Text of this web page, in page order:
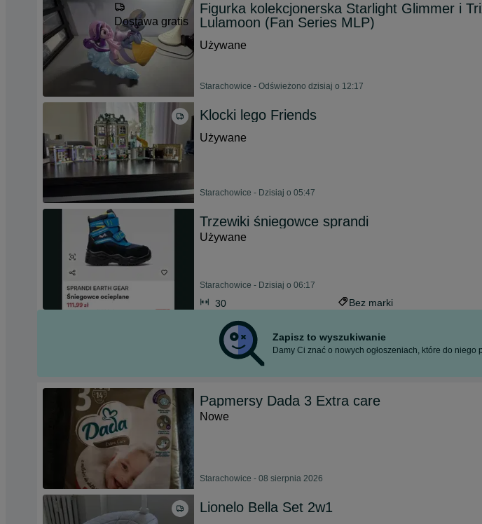
Dostawa gratis
Figurka kolekcjonerska Starlight Glimmer i
Lulamoon (Fan Series MLP)
Używane
Starachowice - Odświeżono dzisiaj o 12:17
Klocki lego Friends
Używane
Starachowice - Dzisiaj o 05:47
Trzewiki śniegowce sprandi
Używane
Starachowice - Dzisiaj o 06:17
30 Bez marki
Zapisz to wyszukiwanie
Damy Ci znać o nowych ogłoszeniach, które do niego
Papmersy Dada 3 Extra care
Nowe
Starachowice - 08 sierpnia 2026
Lionelo Bella Set 2w1